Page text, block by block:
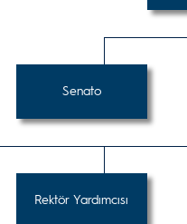
Senato
Rektör Yardımcısı